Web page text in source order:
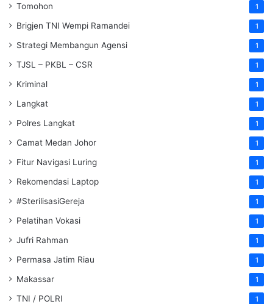
Tomohon 1
Brigjen TNI Wempi Ramandei 1
Strategi Membangun Agensi 1
TJSL – PKBL – CSR 1
Kriminal 1
Langkat 1
Polres Langkat 1
Camat Medan Johor 1
Fitur Navigasi Luring 1
Rekomendasi Laptop 1
#SterilisasiGereja 1
Pelatihan Vokasi 1
Jufri Rahman 1
Permasa Jatim Riau 1
Makassar 1
TNI / POLRI 1